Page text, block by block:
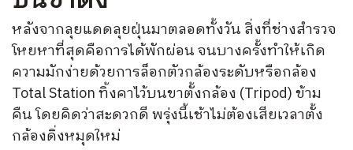
หลังจากลุยแดดลุยฝุ่นมาตลอดทั้งวัน สิ่งที่ช่างสำรวจ
โหยหาที่สุดคือการได้พักผ่อน จนบางครั้งทำให้เกิด
ความมักง่ายด้วยการล็อกตัวกล้องระดับหรือกล้อง
Total Station ทิ้งคาไว้บนขาตั้งกล้อง (Tripod) ข้าม
คืน โดยคิดว่าสะดวกดี พรุ่งนี้เช้าไม่ต้องเสียเวลาตั้ง
กล้องดิ่งหมุดใหม่